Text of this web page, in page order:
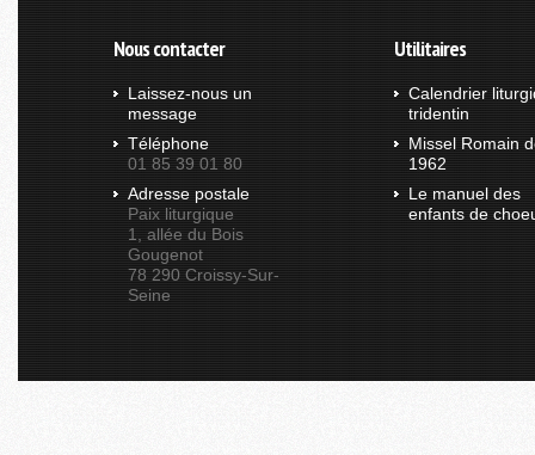
Nous contacter
Laissez-nous un
message
Téléphone
01 85 39 01 80
Adresse postale
Paix liturgique
1, allée du Bois
Gougenot
78 290 Croissy-Sur-
Seine
Utilitaires
Calendrier
tridentin
Missel Romain
1962
Le manuel des
enfants de